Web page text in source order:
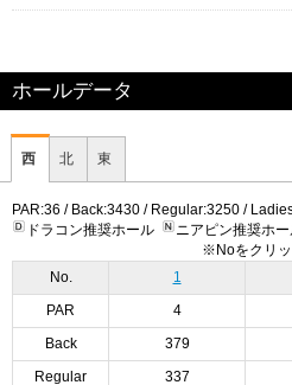
ホールデータ
西 北 東
PAR:36 / Back:3430 / Regular:3250 /
ドラコン推奨ホール
ニアピン推奨ホー
※Noをクリッ
No.
1
PAR 4
Back 379
Regular 337